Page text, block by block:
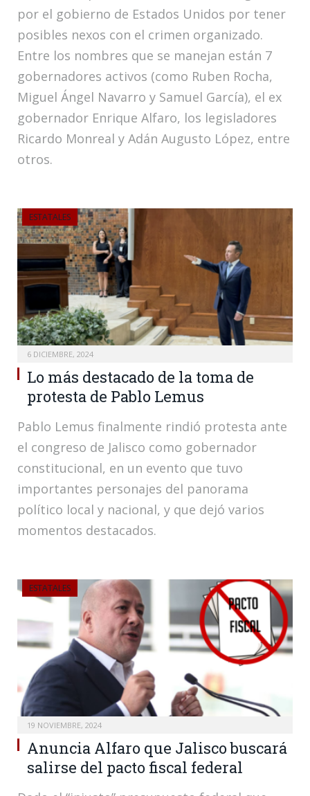
por el gobierno de Estados Unidos por tener
posibles nexos con el crimen organizado.
Entre los nombres que se manejan están 7
gobernadores activos (como Ruben Rocha,
Miguel Ángel Navarro y Samuel García), el ex
gobernador Enrique Alfaro, los legisladores
Ricardo Monreal y Adán Augusto López, entre
otros.
ESTATALES
6 DICIEMBRE, 2024
Lo más destacado de la toma de
protesta de Pablo Lemus
Pablo Lemus finalmente rindió protesta ante
el congreso de Jalisco como gobernador
constitucional, en un evento que tuvo
importantes personajes del panorama
político local y nacional, y que dejó varios
momentos destacados.
ESTATALES
19 NOVIEMBRE, 2024
Anuncia Alfaro que Jalisco buscará
salirse del pacto fiscal federal